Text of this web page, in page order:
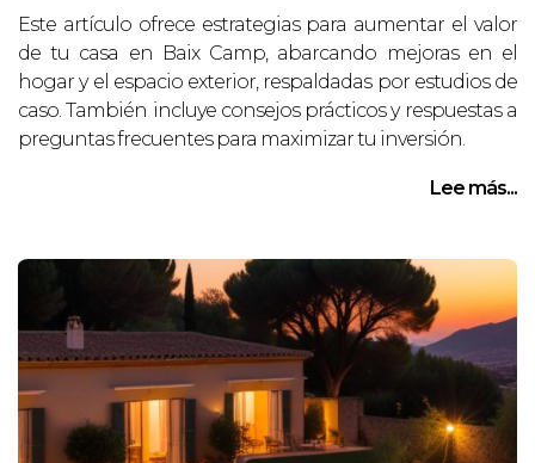
Este artículo ofrece estrategias para aumentar el valor
de tu casa en Baix Camp, abarcando mejoras en el
hogar y el espacio exterior, respaldadas por estudios de
caso. También incluye consejos prácticos y respuestas a
preguntas frecuentes para maximizar tu inversión.
Lee más...